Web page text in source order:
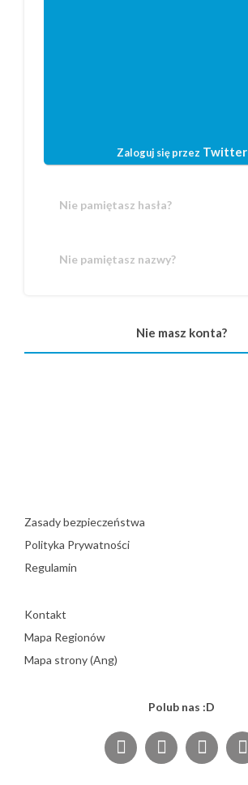
Zaloguj się przez Twitter
Nie pamiętasz hasła?
Nie pamiętasz nazwy?
Nie masz konta?
Zasady bezpieczeństwa
Polityka Prywatności
Regulamin
Kontakt
Mapa Regionów
Mapa strony (Ang)
Polub nas :D